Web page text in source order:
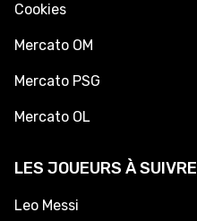
Cookies
Mercato OM
Mercato PSG
Mercato OL
LES JOUEURS À SUIVRE
Leo Messi